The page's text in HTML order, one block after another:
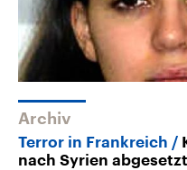
Archiv
Terror in Frankreich
nach Syrien abgesetzt